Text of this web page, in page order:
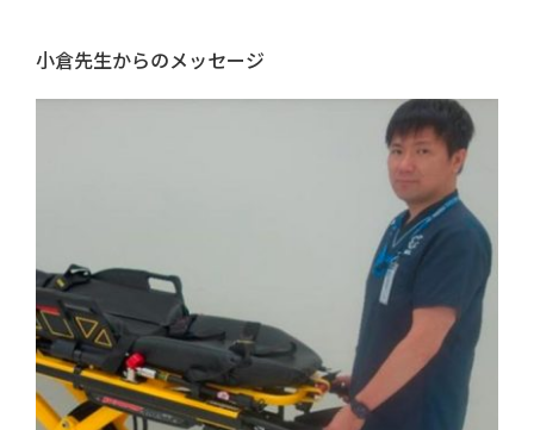
小倉先生からのメッセージ